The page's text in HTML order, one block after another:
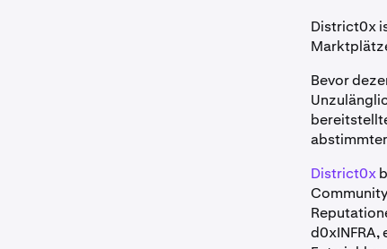
District0x
Bevor
District0x
d0xINFRA,